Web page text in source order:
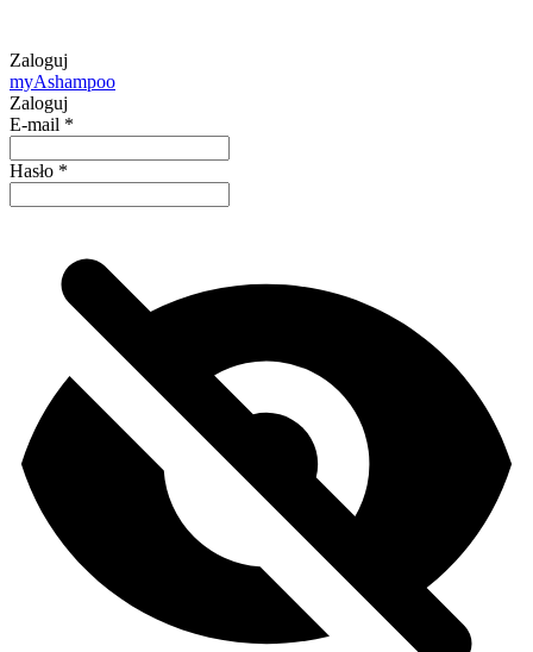
Zaloguj
myAshampoo
Zaloguj
E-mail *
Hasło *